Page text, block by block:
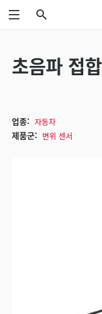
메뉴
초음파 접
업종: 자동차
제품군: 변위 센서